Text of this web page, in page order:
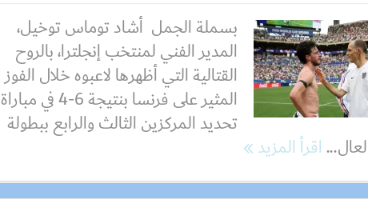
بسملة الجمل أشاد توماس توخيل،
المدير الفني لمنتخب إنجلترا، بالروح
القتالية التي أظهرها لاعبوه خلال الفوز
المثير على فرنسا بنتيجة 6-4 في مباراة
تحديد المركزين الثالث والرابع ببطولة
اقرأ المزيد